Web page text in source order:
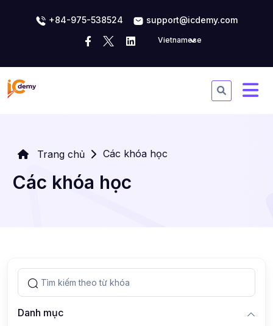
+84-975-538524 support@icdemy.com
Vietnamese
Trang chủ Các khóa học
Các khóa học
Danh mục